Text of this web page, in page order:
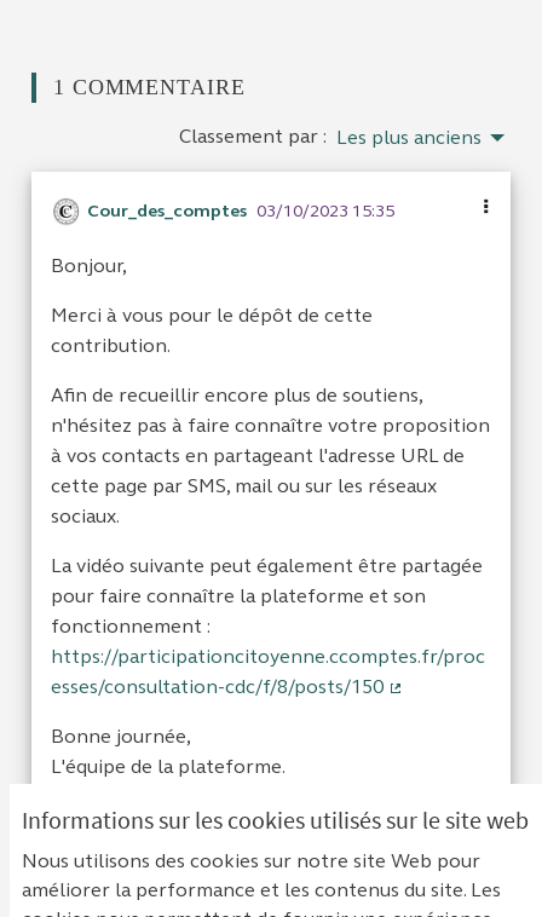
Informations sur les cookies utilisés sur le site web
Nous utilisons des cookies sur notre site Web pour
améliorer la performance et les contenus du site. Les
1 COMMENTAIRE
Classement par : Les plus anciens
Cour_des_comptes 03/10/2023 15:35
Bonjour,
Merci à vous pour le dépôt de cette
contribution.
Afin de recueillir encore plus de soutiens,
n'hésitez pas à faire connaître votre proposition
à vos contacts en partageant l'adresse URL de
cette page par SMS, mail ou sur les réseaux
sociaux.
La vidéo suivante peut également être partagée
pour faire connaître la plateforme et son
fonctionnement :
https://participationcitoyenne.ccomptes.fr/proc
esses/consultation-cdc/f/8/posts/150
Bonne journée,
L'équipe de la plateforme.